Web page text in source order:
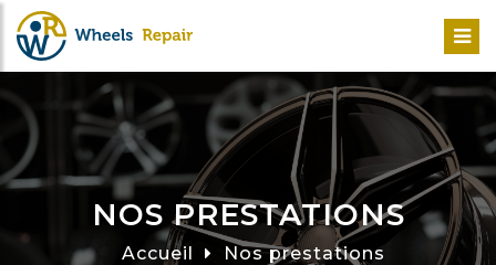
NOS PRESTATIONS
Accueil Nos prestations